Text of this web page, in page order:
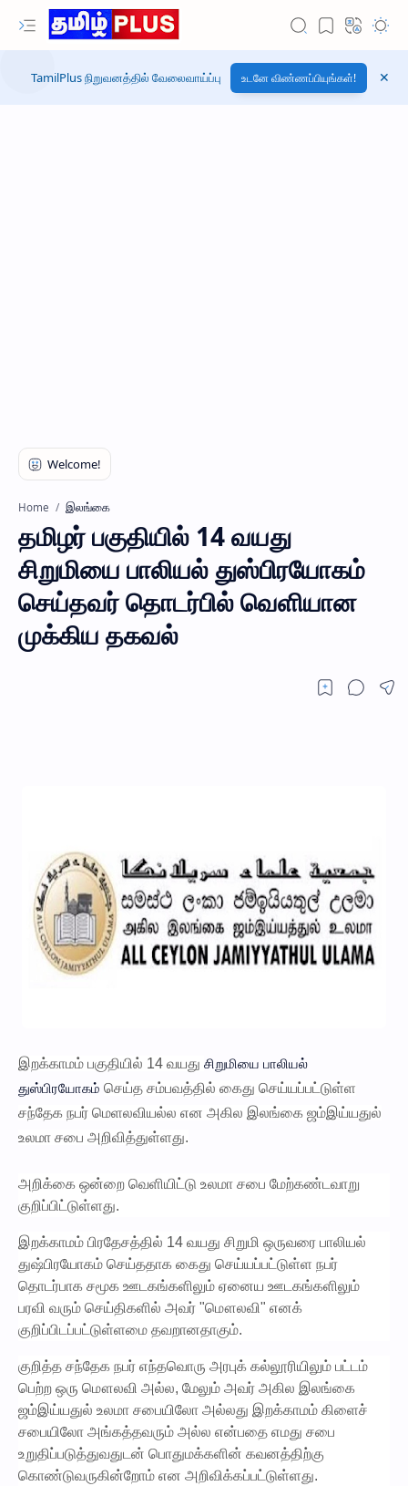
TamilPlus நிறுவனத்தில் வேலைவாய்ப்பு உடனே விண்ணப்பியுங்கள்!
Home இலங்கை
தமிழர் பகுதியில் 14 வயது
சிறுமியை பாலியல் துஸ்பிரயோகம்
செய்தவர் தொடர்பில் வெளியான
முக்கிய தகவல்
இறக்காமம் பகுதியில் 14 வயது சிறுமியை பாலியல்
துஸ்பிரயோகம் செய்த சம்பவத்தில் கைது செய்யப்பட்டுள்ள
சந்தேக நபர் மெளலவியல்ல என அகில இலங்கை ஜம்இய்யதுல்
உலமா சபை அறிவித்துள்ளது.
அறிக்கை ஒன்றை வெளியிட்டு உலமா சபை மேற்கண்டவாறு
குறிப்பிட்டுள்ளது.
இறக்காமம் பிரதேசத்தில் 14 வயது சிறுமி ஒருவரை பாலியல்
துஷ்பிரயோகம் செய்ததாக கைது செய்யப்பட்டுள்ள நபர்
தொடர்பாக சமூக ஊடகங்களிலும் ஏனைய ஊடகங்களிலும்
பரவி வரும் செய்திகளில் அவர் "மௌலவி" எனக்
குறிப்பிடப்பட்டுள்ளமை தவறானதாகும்.
குறித்த சந்தேக நபர் எந்தவொரு அரபுக் கல்லூரியிலும் பட்டம்
பெற்ற ஒரு மௌலவி அல்ல, மேலும் அவர் அகில இலங்கை
ஜம்இய்யதுல் உலமா சபையிலோ அல்லது இறக்காமம் கிளைச்
சபையிலோ அங்கத்தவரும் அல்ல என்பதை எமது சபை
உறுதிப்படுத்துவதுடன் பொதுமக்களின் கவனத்திற்கு
கொண்டுவருகின்றோம் என அறிவிக்கப்பட்டுள்ளது.